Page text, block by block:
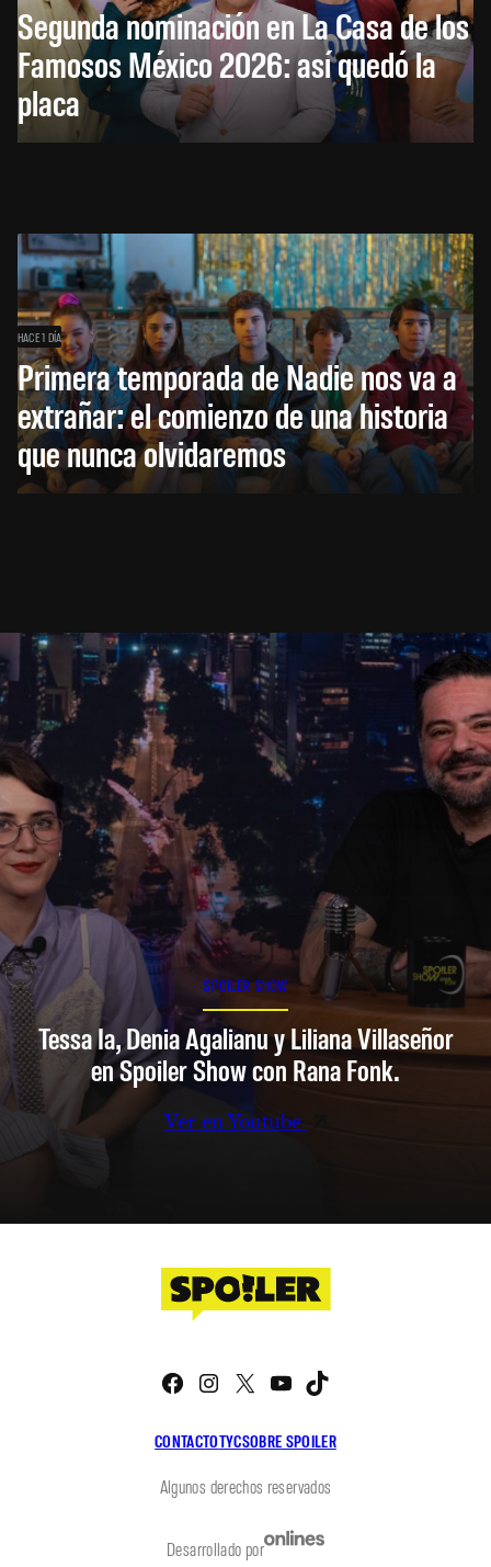
Segunda nominación en La Casa de los
Famosos México 2026: así quedó la
placa
HACE 1 DÍA
Primera temporada de Nadie nos va a
extrañar: el comienzo de una historia
que nunca olvidaremos
SPOILER SHOW
Tessa Ia, Denia Agalianu y Liliana Villaseñor
en Spoiler Show con Rana Fonk.
Ver en Youtube
CONTACTOTYCSOBRE SPOILER
Facebook
Instagram
X YouTube
Algunos derechos reservados
Desarrollado por